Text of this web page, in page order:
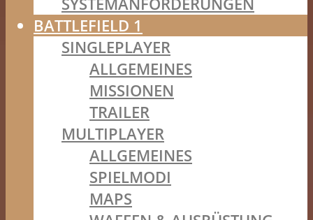
BATTLEFIELD 1
SINGLEPLAYER
ALLGEMEINES
MISSIONEN
TRAILER
MULTIPLAYER
ALLGEMEINES
SPIELMODI
MAPS